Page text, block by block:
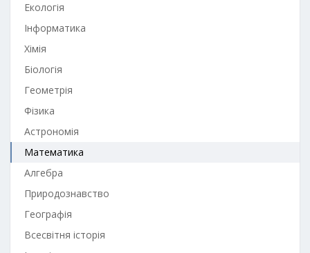
Екологія
Інформатика
Хімія
Біологія
Геометрія
Фізика
Астрономія
Математика
Алгебра
Природознавство
Географія
Всесвітня історія